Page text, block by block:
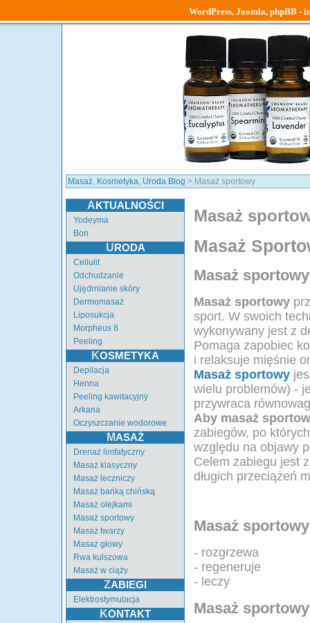
WordPress, Joomla, phpBB -
Masaż, Kosmetyka, Uroda Blog > Masaż sportowy
AKTUALNOŚCI
Yodeyma
Bon
URODA
Cellulit
Odchudzanie
Ujędrnianie skóry
Dermomasaż
Liposukcja
Morpheus 8
Peeling
KOSMETYKA
Depilacja
Henna
Peeling kawitacyjny
Arkana
Oczyszczanie wodorowe
MASAŻ
Drenaż limfatyczny
Masaż klasyczny
Masaż leczniczy
Masaż bańką chińską
Masaż olejkami
Masaż sportowy
Masaż twarzy
Masaż głowy
Rwa kulszowa
Masaż w ciąży
ZABIEGI
Elektrostymulacja
KONTAKT
Masaż
Masaż
Masaż
Masaż sportowy
sport. W swoich
wykonywany jest z
Pomaga zapobiec
i relaksuje mięśnie
Masaż sportowy
wielu problemów) -
przywraca
Aby masaż
zabiegów, po
względu na objawy
Celem zabiegu jest
długich przeciążeń
Masaż
- rozgrzewa
- regeneruje
- leczy
Masaż